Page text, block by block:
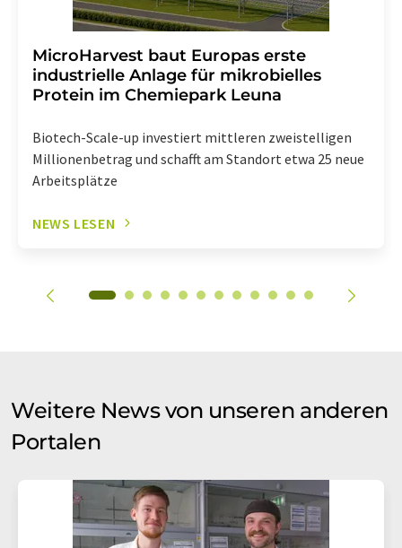
MicroHarvest baut Europas erste
industrielle Anlage für mikrobielles
Protein im Chemiepark Leuna
Biotech-Scale-up investiert mittleren zweistelligen
Millionenbetrag und schafft am Standort etwa 25 neue
Arbeitsplätze
NEWS LESEN
Weitere News von unseren anderen
Portalen